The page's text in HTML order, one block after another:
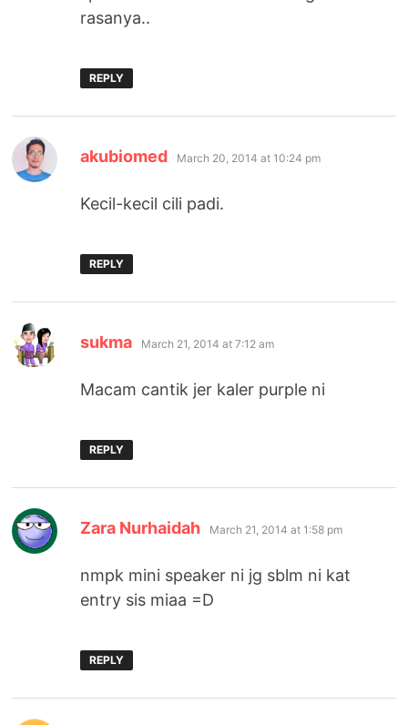
rasanya..
REPLY
akubiomed says:
March 20, 2014 at 10:24 pm
Kecil-kecil cili padi.
REPLY
sukma says:
March 21, 2014 at 7:12 am
Macam cantik jer kaler purple ni
REPLY
Zara Nurhaidah says:
March 21, 2014 at 1:58 pm
nmpk mini speaker ni jg sblm ni kat
entry sis miaa =D
REPLY